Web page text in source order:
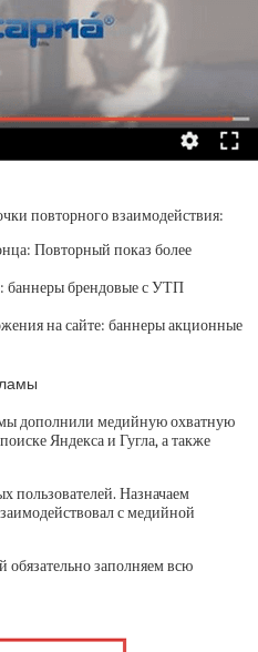
повторного взаимодействия:
Повторный показ более
баннеры брендовые с УТП
на сайте: баннеры акционные
дополнили медийную охватную
Яндекса и Гугла, а также
пользователей. Назначаем
с медийной
обязательно заполняем всю